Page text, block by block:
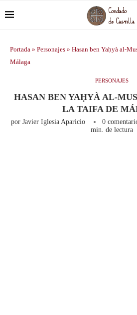
Portada » Personajes » Hasan ben Yaḥyà al-
Málaga
PERSONAJES
HASAN BEN YAḤYÀ AL-
LA TAIFA DE
por Javier Iglesia Aparicio 0
min. de lectura